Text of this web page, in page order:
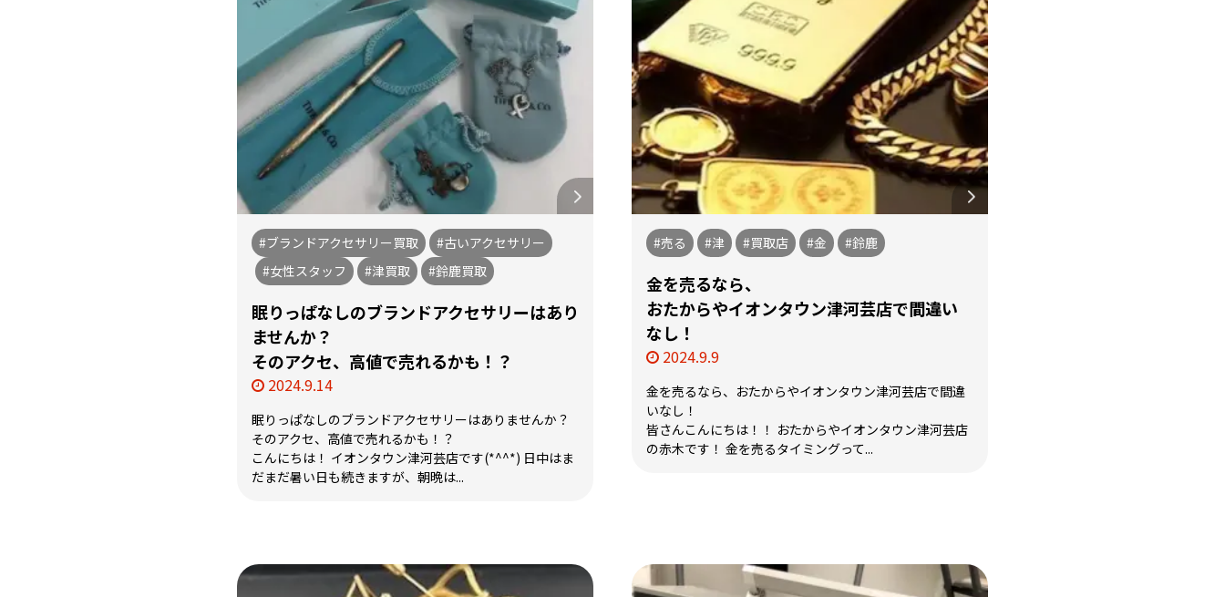
#ブランドアクセサリー買取
#古いアクセサリー
#女性スタッフ
#津買取 #鈴鹿買取
眠りっぱなしのブランドアクセサリーはあり
ませんか？
そのアクセ、高値で売れるかも！？
2024.9.14
眠りっぱなしのブランドアクセサリーはありませんか？
そのアクセ、高値で売れるかも！？
こんにちは！ イオンタウン津河芸店です(*^^*) 日中はま
だまだ暑い日も続きますが、朝晩は...
#売る #津 #買取店 #金 #鈴鹿
金を売るなら、
おたからやイオンタウン津河芸店で間違い
なし！
2024.9.9
金を売るなら、おたからやイオンタウン津河芸店で間違
いなし！
皆さんこんにちは！！ おたからやイオンタウン津河芸店
の赤木です！ 金を売るタイミングって...